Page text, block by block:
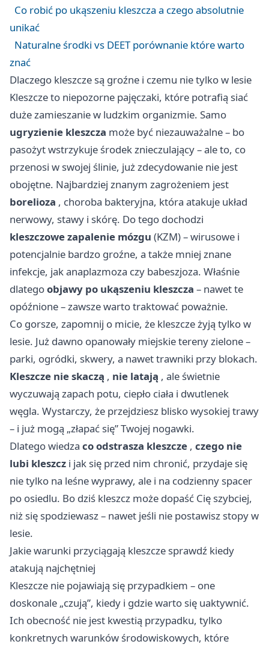
Co robić po ukąszeniu kleszcza a czego absolutnie
unikać
Naturalne środki vs DEET porównanie które warto
znać
Dlaczego kleszcze są groźne i czemu nie tylko w lesie
Kleszcze to niepozorne pajęczaki, które potrafią siać
duże zamieszanie w ludzkim organizmie. Samo
ugryzienie kleszcza może być niezauważalne – bo
pasożyt wstrzykuje środek znieczulający – ale to, co
przenosi w swojej ślinie, już zdecydowanie nie jest
obojętne. Najbardziej znanym zagrożeniem jest
borelioza , choroba bakteryjna, która atakuje układ
nerwowy, stawy i skórę. Do tego dochodzi
kleszczowe zapalenie mózgu (KZM) – wirusowe i
potencjalnie bardzo groźne, a także mniej znane
infekcje, jak anaplazmoza czy babeszjoza. Właśnie
dlategoobjawy po ukąszeniu kleszcza – nawet te
opóźnione – zawsze warto traktować poważnie.
Co gorsze, zapomnij o micie, że kleszcze żyją tylko w
lesie. Już dawno opanowały miejskie tereny zielone –
parki, ogródki, skwery, a nawet trawniki przy blokach.
Kleszcze nie skaczą , nie latają , ale świetnie
wyczuwają zapach potu, ciepło ciała i dwutlenek
węgla. Wystarczy, że przejdziesz blisko wysokiej trawy
– i już mogą „złapać się” Twojej nogawki.
Dlatego wiedza co odstrasza kleszcze , czego nie
lubi kleszcz i jak się przed nim chronić, przydaje się
nie tylko na leśne wyprawy, ale i na codzienny spacer
po osiedlu. Bo dziś kleszcz może dopaść Cię szybciej,
niż się spodziewasz – nawet jeśli nie postawisz stopy w
lesie.
Jakie warunki przyciągają kleszcze sprawdź kiedy
atakują najchętniej
Kleszcze nie pojawiają się przypadkiem – one
doskonale „czują”, kiedy i gdzie warto się uaktywnić.
Ich obecność nie jest kwestią przypadku, tylko
konkretnych warunków środowiskowych, które